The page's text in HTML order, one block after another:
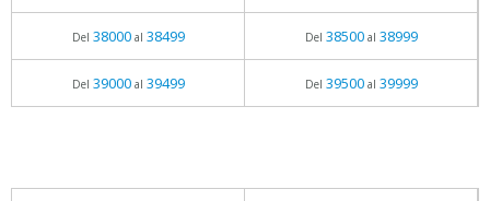
Del 38000al 38499 Del 38500al 38999
Del 39000al 39499 Del 39500al 39999